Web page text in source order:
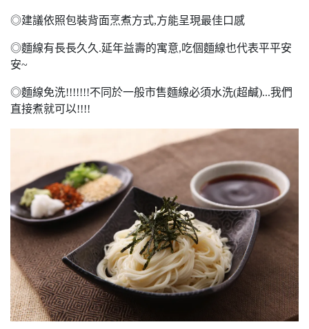
◎建議依照包裝背面烹煮方式,方能呈現最佳口感
◎麵線有長長久久.延年益壽的寓意,吃個麵線也代表平平安
安~
◎麵線免洗!!!!!!!不同於一般市售麵線必須水洗(超鹹)...我們
直接煮就可以!!!!